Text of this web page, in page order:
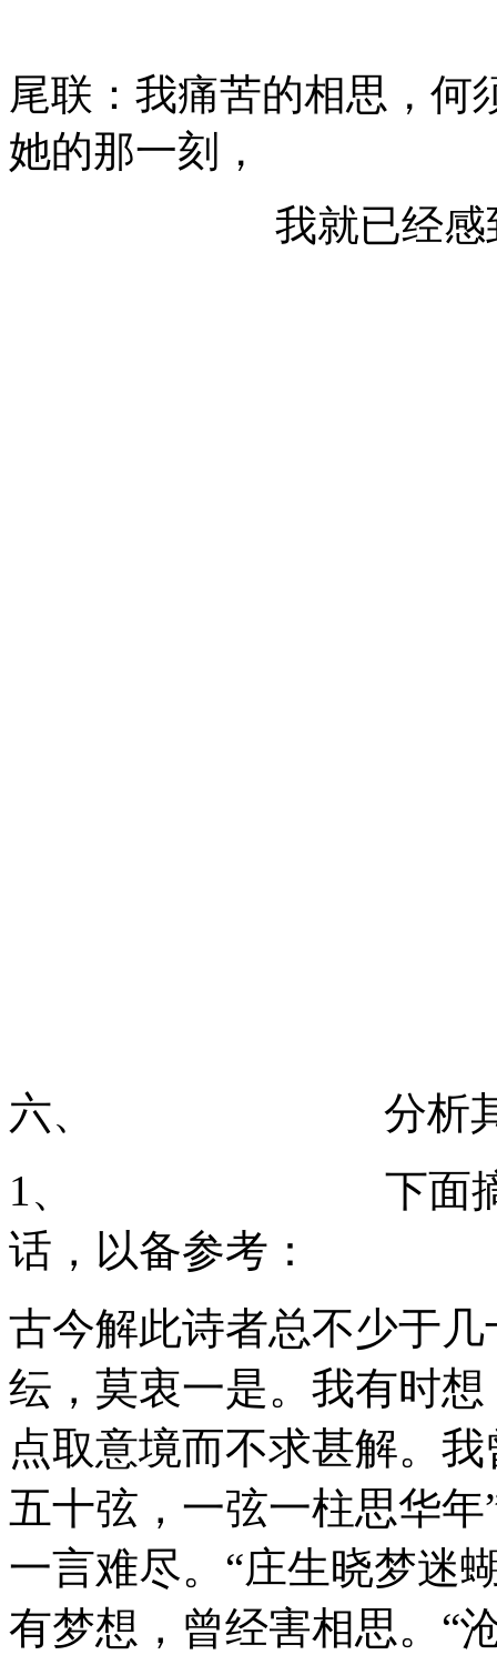
尾联：我痛苦的相思，何
她的那一刻，
我就已经感到惘然
六、 分析其他
1、 下面摘录当
话，以备参考：
古今解此诗者总不少于
纭，莫衷一是。我有时
点取意境而不求甚解。
五十弦，一弦一柱思华
一言难尽。“庄生晓梦迷
有梦想，曾经害相思。“